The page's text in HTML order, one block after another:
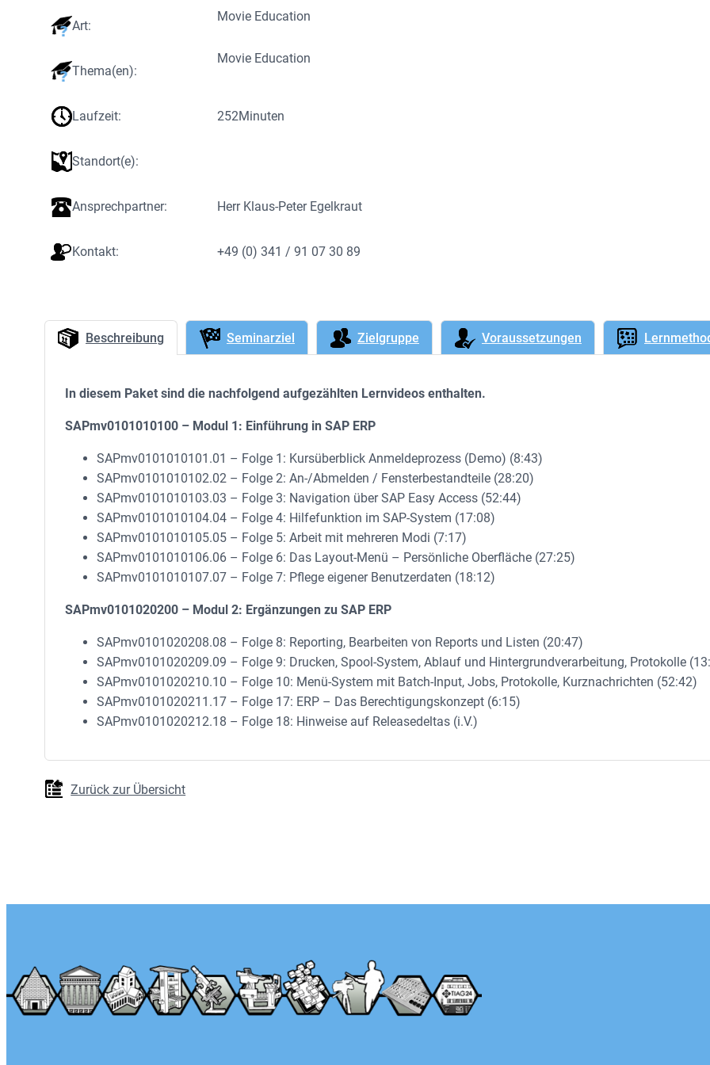
Art:
Movie Education
Thema(en):
Movie Education
Laufzeit: 252Minuten
Standort(e):
Ansprechpartner: Herr Klaus-Peter Egelkraut
Kontakt: +49 (0) 341 / 91 07 30 89
Beschreibung Seminarziel Zielgruppe Voraussetzungen
In diesem Paket sind die nachfolgend aufgezählten Lernvideos enthalten.
SAPmv0101010100 – Modul 1: Einführung in SAP ERP
SAPmv0101010101.01 – Folge 1: Kursüberblick Anmeldeprozess (Demo) (8:43)
SAPmv0101010102.02 – Folge 2: An-/Abmelden / Fensterbestandteile (28:20)
SAPmv0101010103.03 – Folge 3: Navigation über SAP Easy Access (52:44)
SAPmv0101010104.04 – Folge 4: Hilfefunktion im SAP-System (17:08)
SAPmv0101010105.05 – Folge 5: Arbeit mit mehreren Modi (7:17)
SAPmv0101010106.06 – Folge 6: Das Layout-Menü – Persönliche Oberfläche (27:25)
SAPmv0101010107.07 – Folge 7: Pflege eigener Benutzerdaten (18:12)
SAPmv0101020200 – Modul 2: Ergänzungen zu SAP ERP
SAPmv0101020208.08 – Folge 8: Reporting, Bearbeiten von Reports und Listen (20:47)
SAPmv0101020209.09 – Folge 9: Drucken, Spool-System, Ablauf und Hintergrundverarbeitung, Protokolle
SAPmv0101020210.10 – Folge 10: Menü-System mit Batch-Input, Jobs, Protokolle, Kurznachrichten (52:42)
SAPmv0101020211.17 – Folge 17: ERP – Das Berechtigungskonzept (6:15)
SAPmv0101020212.18 – Folge 18: Hinweise auf Releasedeltas (i.V.)
Zurück zur Übersicht